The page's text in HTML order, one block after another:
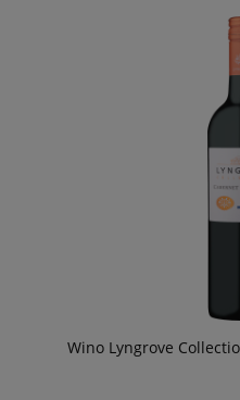
Wino Lyngrove